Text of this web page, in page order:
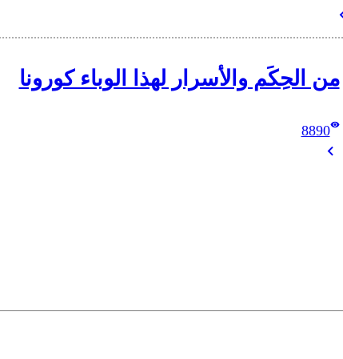
من الحِكَم والأسرار لهذا الوباء كورونا
8890